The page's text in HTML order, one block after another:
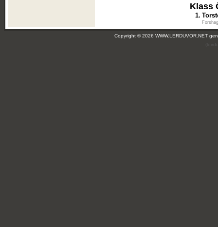
Klass
1.
Copyright © 2026 WWW.LERDUVOR.NET